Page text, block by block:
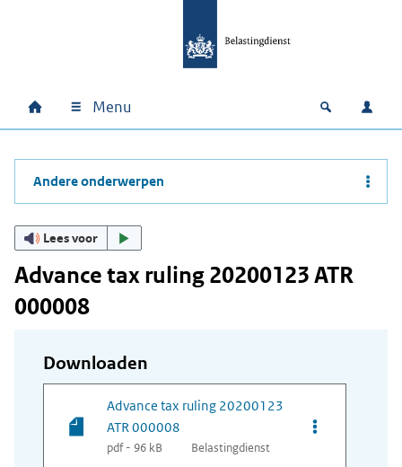
Hoofdnavigatie
Home Menu Open
Andere onderwerpen
Lees voor
Advance tax ruling 20200123 ATR
000008
Downloaden
Advance tax ruling 20200123
ATR 000008
pdf - 96 kB Belastingdienst
Opties van